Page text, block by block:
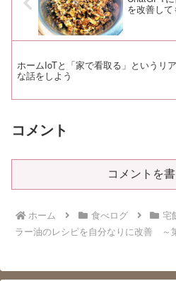
を改善し
ホームIoTと「家で看取る」というリ
な話をしよう
コメント
コメントを
ホーム 食べログ 宅
ラー油のレシピを自分なりに改善 ～